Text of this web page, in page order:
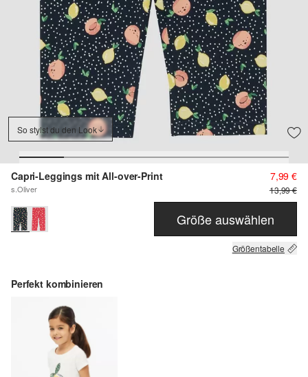
So stylst du den Look
Capri-Leggings mit All-over-Print
s.Oliver
7,99 €
13,99 €
Größe auswählen
Größentabelle
Perfekt kombinieren